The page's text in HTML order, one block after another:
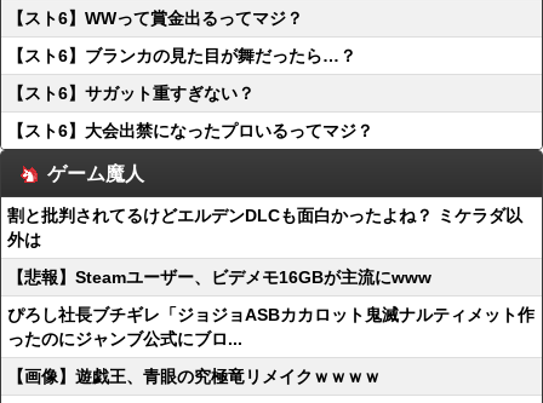
【スト6】WWって賞金出るってマジ？
【スト6】ブランカの見た目が舞だったら…？
【スト6】サガット重すぎない？
【スト6】大会出禁になったプロいるってマジ？
ゲーム魔人
割と批判されてるけどエルデンDLCも面白かったよね？ ミケラダ以
外は
【悲報】Steamユーザー、ビデメモ16GBが主流にwww
ぴろし社長ブチギレ「ジョジョASBカカロット鬼滅ナルティメット作
ったのにジャンブ公式にブロ...
【画像】遊戯王、青眼の究極竜リメイクｗｗｗｗ